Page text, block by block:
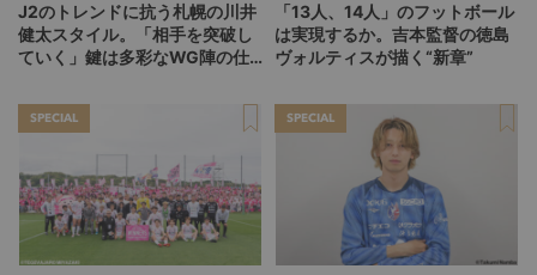
J2のトレンドに抗う札幌の川井
健太スタイル。「相手を突破し
ていく」鍵は多彩なWG陣の仕
「13人、14人」のフットボール
は実現するか。吉本監督の徳島
ヴォルティスが描く“新章”
SPECIAL SPECIAL